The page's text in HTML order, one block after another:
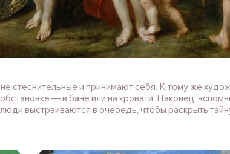
стеснительные и принимают себя. К тому же
— в бане или на кровати. Наконец,
выстраиваются в очередь, чтобы раскрыть